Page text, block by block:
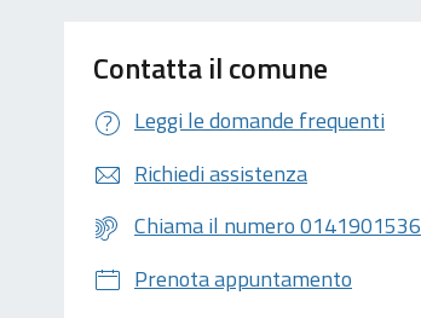
Contatta il comune
Leggi le domande frequenti
Richiedi assistenza
Chiama il numero 0141901536
Prenota appuntamento